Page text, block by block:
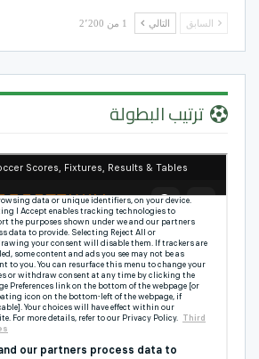
السابق التالي 1 من 2٬200
ترتيب البطولة